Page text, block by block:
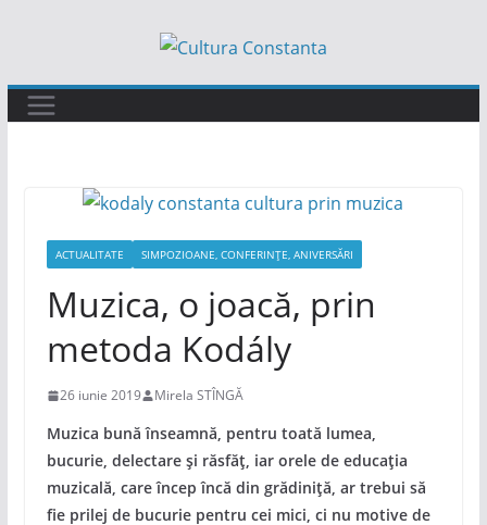
conținut
ACTUALITATE SIMPOZIOANE, CONFERINȚE, ANIVERSĂRI
Muzica, o joacă, prin
metoda Kodály
26 iunie 2019 Mirela STÎNGĂ
Muzica bună înseamnă, pentru toată lumea,
bucurie, delectare și răsfăț, iar orele de educația
muzicală, care încep încă din grădiniță, ar trebui să
fie prilej de bucurie pentru cei mici, ci nu motive de